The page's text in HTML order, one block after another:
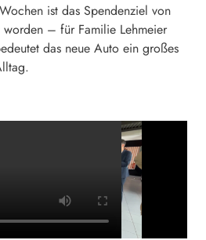
ist das Spendenziel von
– für Familie Lehmeier
das neue Auto ein großes